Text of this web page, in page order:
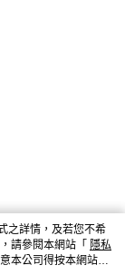
之詳情，及若您不希
請參閱本網站「 隱私
本公司得按本網站使